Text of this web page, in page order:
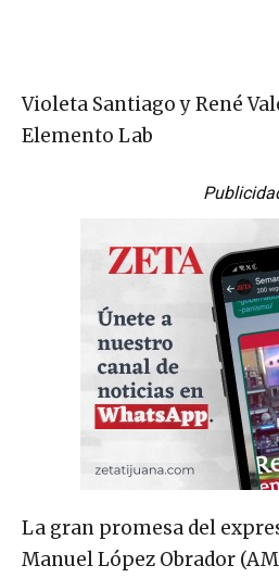
Violeta Santiago y René
Elemento Lab
La gran promesa del
Manuel López Obrador